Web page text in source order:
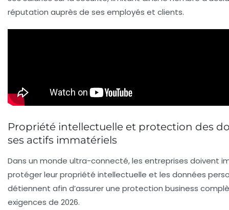
réputation auprès de ses employés et clients.
Propriété intellectuelle et protection des
ses actifs immatériels
Dans un monde ultra-connecté, les entreprises doivent
protéger leurpropriété intellectuelle et les données
détiennent afin d’assurer une protection business
exigences de 2026.